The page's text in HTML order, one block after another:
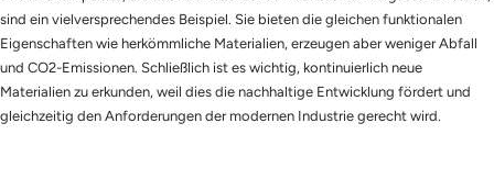
sind ein vielversprechendes Beispiel. Sie bieten die gleichen funktionalen
Eigenschaften wie herkömmliche Materialien, erzeugen aber weniger Abfall
und CO2-Emissionen. Schließlich ist es wichtig, kontinuierlich neue
Materialien zu erkunden, weil dies die nachhaltige Entwicklung fördert und
gleichzeitig den Anforderungen der modernen Industrie gerecht wird.